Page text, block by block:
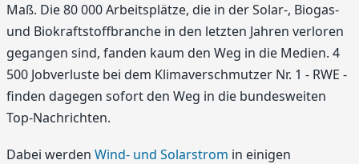
Maß. Die 80 000 Arbeitsplätze, die in der Solar-, Biogas-
und Biokraftstoffbranche in den letzten Jahren verloren
gegangen sind, fanden kaum den Weg in die Medien. 4
500 Jobverluste bei dem Klimaverschmutzer Nr. 1 - RWE -
finden dagegen sofort den Weg in die bundesweiten
Top-Nachrichten.
Dabei werden Wind- und Solarstrom in einigen